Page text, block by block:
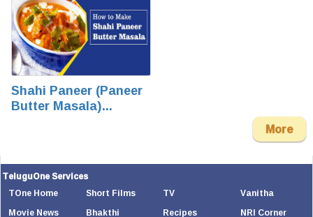
Shahi Paneer (Paneer
Butter Masala)...
More
TeluguOne Services
TOne Home
Movie News
Short Films
Bhakthi
TV
Recipes
Vanitha
NRI Corner